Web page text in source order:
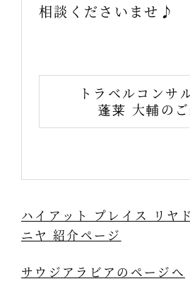
相談くださいませ♪
トラベルコンサ
蓬莱 大輔の
ハイアット プレイス リヤ
ニヤ 紹介ページ
サウジアラビアのページへ